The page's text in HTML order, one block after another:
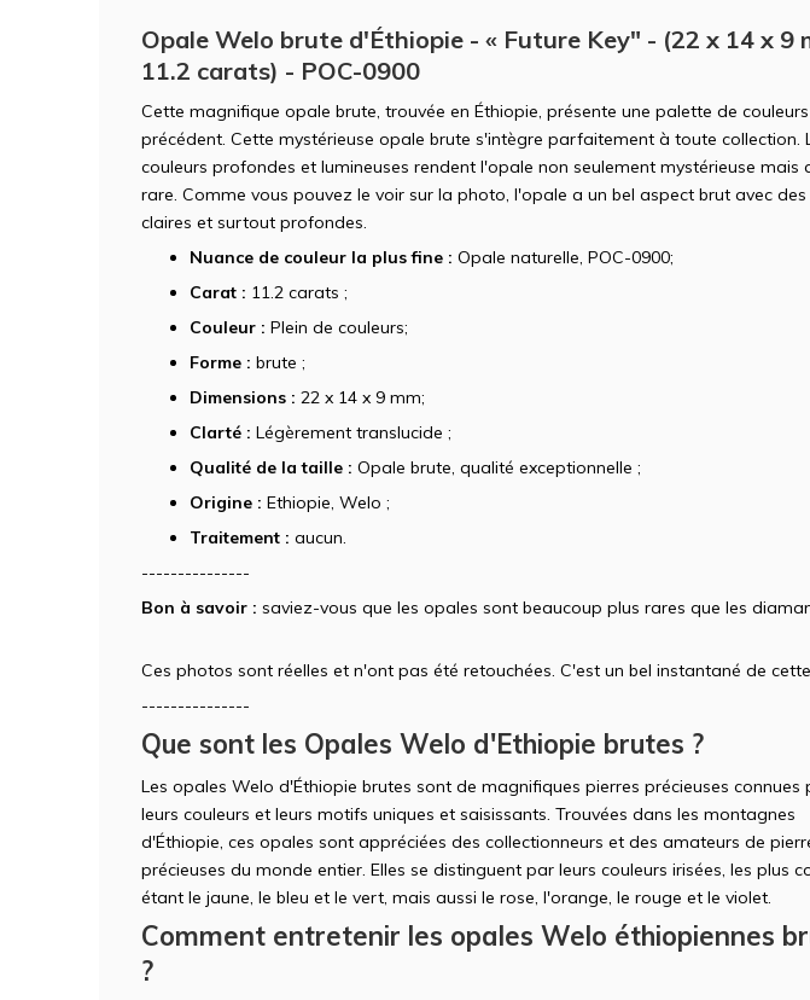
Opale Welo brute d'Éthiopie - « Future Key" - (22 x 14 x 9
11.2 carats) - POC-0900
Cette magnifique opale brute, trouvée en Éthiopie, présente une palette de
précédent. Cette mystérieuse opale brute s'intègre parfaitement à toute collection.
couleurs profondes et lumineuses rendent l'opale non seulement mystérieuse mais
rare. Comme vous pouvez le voir sur la photo, l'opale a un bel aspect brut avec des
claires et surtout profondes.
Nuance de couleur la plus fine : Opale naturelle, POC-0900;
Carat : 11.2 carats ;
Couleur : Plein de couleurs;
Forme : brute ;
Dimensions : 22 x 14 x 9 mm;
Clarté : Légèrement translucide ;
Qualité de la taille : Opale brute, qualité exceptionnelle ;
Origine : Ethiopie, Welo ;
Traitement : aucun.
---------------
Bon à savoir : saviez-vous que les opales sont beaucoup plus rares que les
Ces photos sont réelles et n'ont pas été retouchées. C'est un bel instantané de
---------------
Que sont les Opales Welo d'Ethiopie brutes ?
Les opales Welo d'Éthiopie brutes sont de magnifiques pierres précieuses connues
leurs couleurs et leurs motifs uniques et saisissants. Trouvées dans les montagnes
d'Éthiopie, ces opales sont appréciées des collectionneurs et des amateurs de
précieuses du monde entier. Elles se distinguent par leurs couleurs irisées, les plus
étant le jaune, le bleu et le vert, mais aussi le rose, l'orange, le rouge et le violet.
Comment entretenir les opales Welo éthiopiennes
?